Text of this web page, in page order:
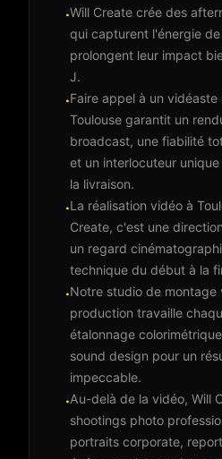
·Will Create crée des
qui capturent l'énergie
prolongent leur impact
J.
·Faire appel à un vidéaste
Toulouse garantit un
broadcast, une fiabilité
et un interlocuteur
la livraison.
·La réalisation vidéo à
Create, c'est une
un regard
technique du début à la
·Notre studio de
production travaille
étalonnage
sound design pour un
impeccable.
·Au-delà de la vidéo, Will
shootings photo
portraits corporate,